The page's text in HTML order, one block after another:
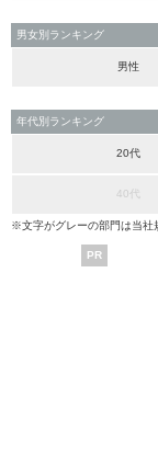
男女別ランキング
男性
年代別ランキング
20代
40代
※文字がグレーの部門は当社
PR